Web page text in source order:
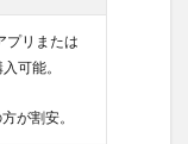
プリまたは
可能。
が割安。